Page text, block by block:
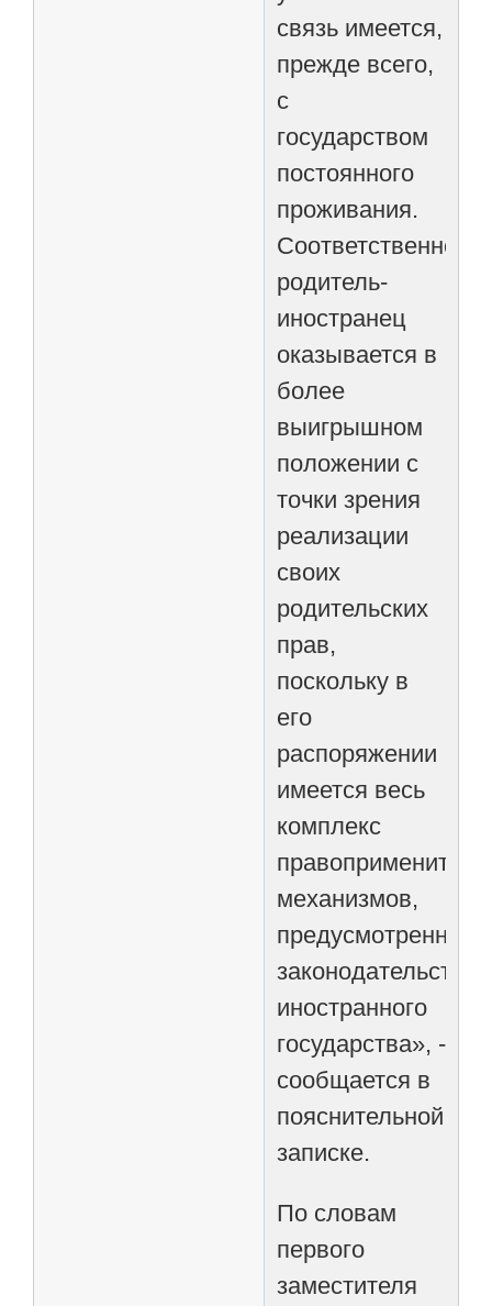
связь имеется,
прежде всего,
с
государством
постоянного
проживания.
Соответственно,
родитель-
иностранец
оказывается в
более
выигрышном
положении с
точки зрения
реализации
своих
родительских
прав,
поскольку в
его
распоряжении
имеется весь
комплекс
механизмов,
предусмотренных
иностранного
государства», -
сообщается в
пояснительной
записке.
По словам
первого
заместителя